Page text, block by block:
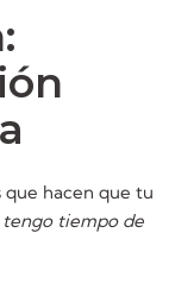
que hacen que tu
tengo tiempo de